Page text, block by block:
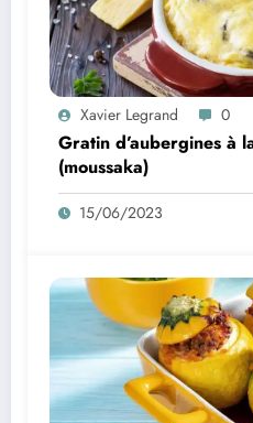
Xavier Legrand 0
Gratin d’aubergines à
(moussaka)
15/06/2023